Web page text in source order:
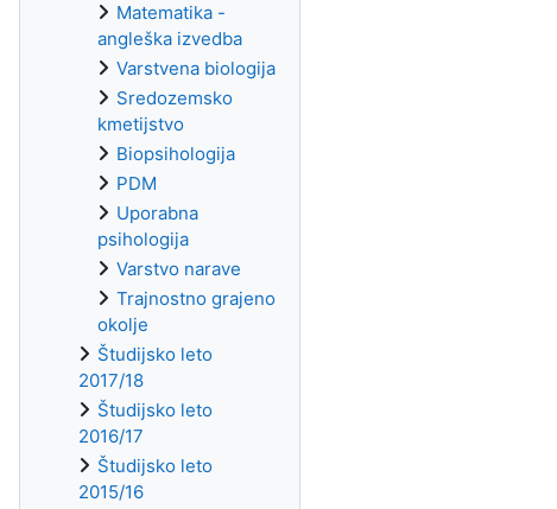
Matematika -
angleška izvedba
Varstvena biologija
Sredozemsko
kmetijstvo
Biopsihologija
PDM
Uporabna
psihologija
Varstvo narave
Trajnostno grajeno
okolje
Študijsko leto
2017/18
Študijsko leto
2016/17
Študijsko leto
2015/16